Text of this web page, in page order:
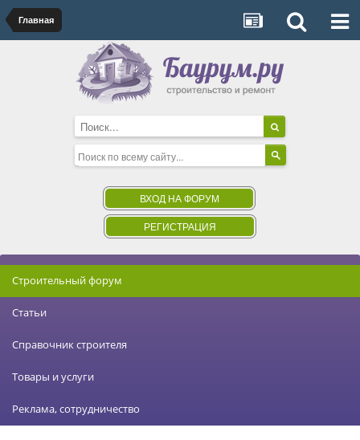
Главная
ВХОД НА ФОРУМ
РЕГИСТРАЦИЯ
Строительный форум
Статьи
Справочник строителя
Товары и услуги
Реклама, сотрудничество